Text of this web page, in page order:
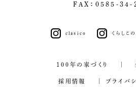
FAX：0585-34-
clasico くらしこ
100年の家づくり
採用情報 プライバ